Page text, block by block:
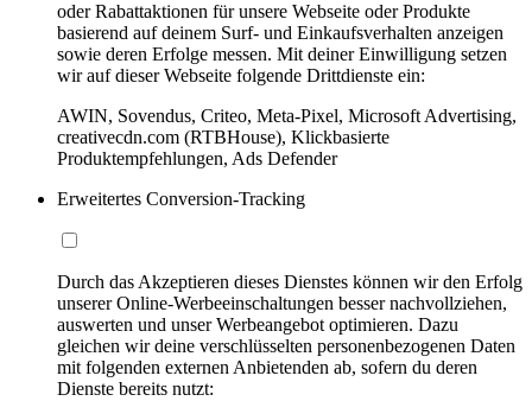
oder Rabattaktionen für unsere Webseite oder Produkte
basierend auf deinem Surf- und Einkaufsverhalten anzeigen
sowie deren Erfolge messen. Mit deiner Einwilligung setzen
wir auf dieser Webseite folgende Drittdienste ein:
AWIN, Sovendus, Criteo, Meta-Pixel, Microsoft Advertising,
creativecdn.com (RTBHouse), Klickbasierte
Produktempfehlungen, Ads Defender
Erweitertes Conversion-Tracking
Durch das Akzeptieren dieses Dienstes können wir den Erfolg
unserer Online-Werbeeinschaltungen besser nachvollziehen,
auswerten und unser Werbeangebot optimieren. Dazu
gleichen wir deine verschlüsselten personenbezogenen Daten
mit folgenden externen Anbietenden ab, sofern du deren
Dienste bereits nutzt: